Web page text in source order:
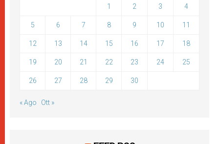
1 2 3 4
5 6 7 8 9 10 11
12 13 14 15 16 17 18
19 20 21 22 23 24 25
26 27 28 29 30
« Ago Ott »